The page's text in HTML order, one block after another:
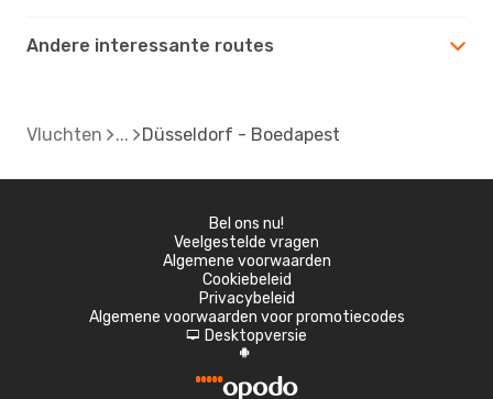
Andere interessante routes
Vluchten Düsseldorf - Boedapest
Bel ons nu!
Veelgestelde vragen
Algemene voorwaarden
Cookiebeleid
Privacybeleid
Algemene voorwaarden voor promotiecodes
d Desktopversie
A